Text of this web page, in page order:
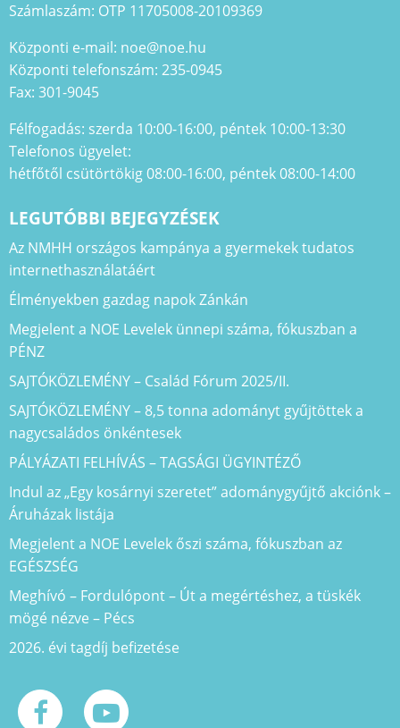
Számlaszám: OTP 11705008-20109369
Központi e-mail: noe@noe.hu
Központi telefonszám: 235-0945
Fax: 301-9045
Félfogadás: szerda 10:00-16:00, péntek 10:00-13:30
Telefonos ügyelet:
hétfőtől csütörtökig 08:00-16:00, péntek 08:00-14:00
LEGUTÓBBI BEJEGYZÉSEK
Az NMHH országos kampánya a gyermekek tudatos
internethasználatáért
Élményekben gazdag napok Zánkán
Megjelent a NOE Levelek ünnepi száma, fókuszban a
PÉNZ
SAJTÓKÖZLEMÉNY – Család Fórum 2025/II.
SAJTÓKÖZLEMÉNY – 8,5 tonna adományt gyűjtöttek a
nagycsaládos önkéntesek
PÁLYÁZATI FELHÍVÁS – TAGSÁGI ÜGYINTÉZŐ
Indul az „Egy kosárnyi szeretet” adománygyűjtő akciónk –
Áruházak listája
Megjelent a NOE Levelek őszi száma, fókuszban az
EGÉSZSÉG
Meghívó – Fordulópont – Út a megértéshez, a tüskék
mögé nézve – Pécs
2026. évi tagdíj befizetése